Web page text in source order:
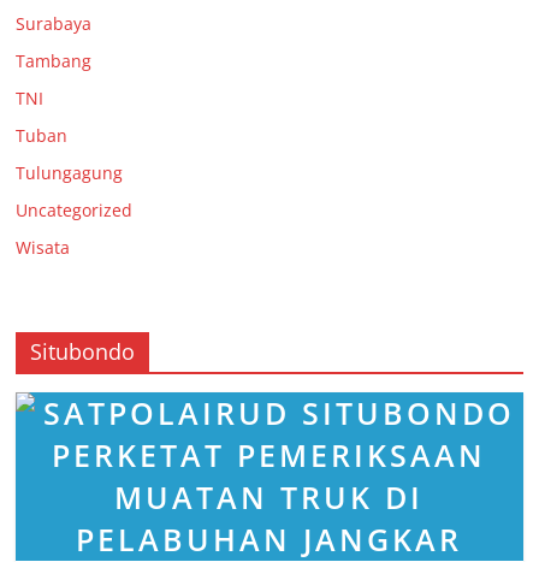
Surabaya
Tambang
TNI
Tuban
Tulungagung
Uncategorized
Wisata
Situbondo